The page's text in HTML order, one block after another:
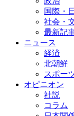
国際・
社会・
最新記
ニュース
経済
北朝鮮
スポー
オピニオン
社説
コラム